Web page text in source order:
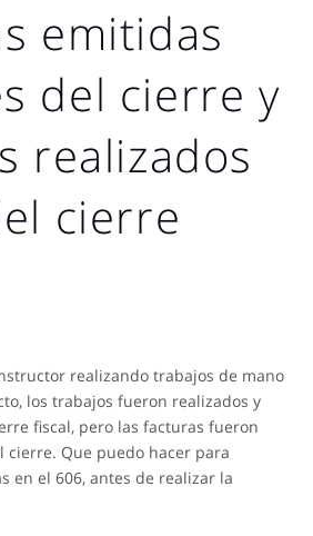
emitidas
del cierre y
realizados
cierre
realizando trabajos de mano
los trabajos fueron realizados y
fiscal, pero las facturas fueron
cierre. Que puedo hacer para
en el 606, antes de realizar la